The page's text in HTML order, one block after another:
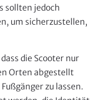
sollten jedoch
um sicherzustellen,
die Scooter nur
Orten abgestellt
zu lassen.